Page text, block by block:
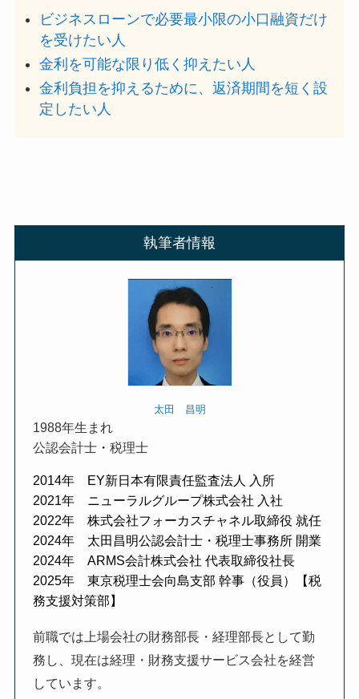
ビジネスローンで必要最小限の小口融資だけ
を受けたい人
金利を可能な限り低く抑えたい人
金利負担を抑えるために、返済期間を短く設
定したい人
執筆者情報
太田 昌明
1988年生まれ
公認会計士 ・税理士
2014年 EY新日本有限責任監査法人 入所
2021年 ニューラルグループ株式会社 入社
2022年 株式会社フォーカスチャネル取締役 就任
2024年 太田昌明公認会計士・税理士事務所 開業
2024年 ARMS会計株式会社 代表取締役社長
2025年 東京税理士会向島支部 幹事（役員）【税
務支援対策部】
前職では上場会社の財務部長・経理部長として勤
務し、現在は経理・財務支援サービス会社を経営
しています。